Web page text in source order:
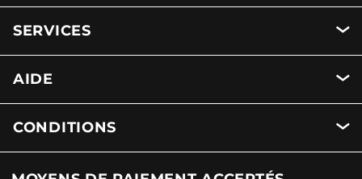
SERVICES
AIDE
CONDITIONS